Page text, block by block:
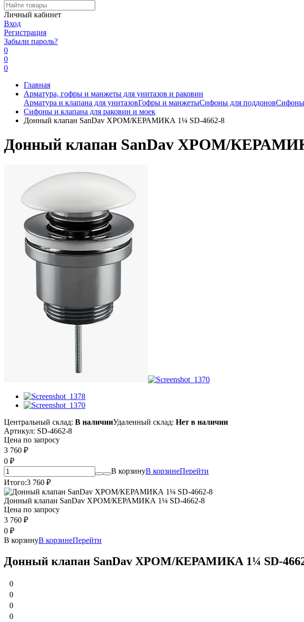
Личный кабинет
Вход
Регистрация
Забыли пароль?
0
0
0
Главная
Арматура, гофры и манжеты для унитазов и раковин
Арматура и клапана для унитазовГофры и манжетыСифоны для поддоновСифоны
Сифоны и клапана для раковин и моек
Донный клапан SanDav ХРОМ/КЕРАМИКА 1¼ SD-4662-8
Донный клапан SanDav ХРОМ/
Центральный склад: В наличииУдаленный склад: Нет в наличии
Артикул: SD-4662-8
Цена по запросу
3 760 ₽
0 ₽
В корзинуВ корзинеПерейти
Итого:3 760 ₽
Донный клапан SanDav ХРОМ/КЕРАМИКА 1¼ SD-4662-8
Цена по запросу
3 760 ₽
0 ₽
В корзинуВ корзинеПерейти
Донный клапан SanDav ХРОМ/КЕРАМИКА 1¼ SD-
0
0
0
0